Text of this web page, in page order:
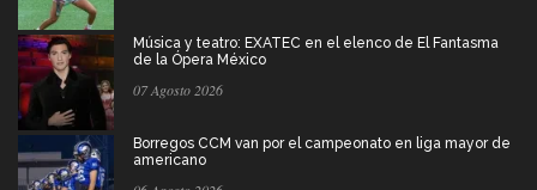
Música y teatro: EXATEC en el elenco de El Fantasma
de la Ópera México
07 Agosto 2026
Borregos CCM van por el campeonato en liga mayor de
americano